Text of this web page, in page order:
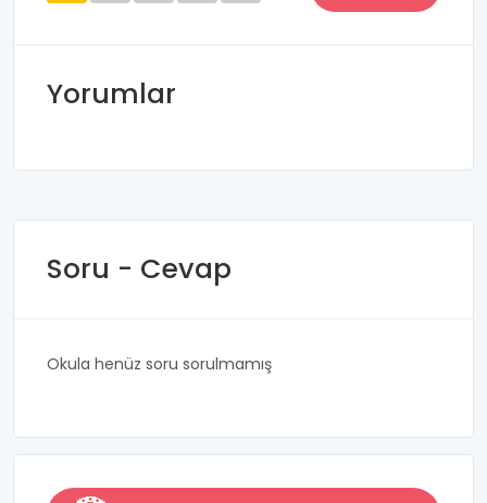
Yorumlar
Soru - Cevap
Okula henüz soru sorulmamış